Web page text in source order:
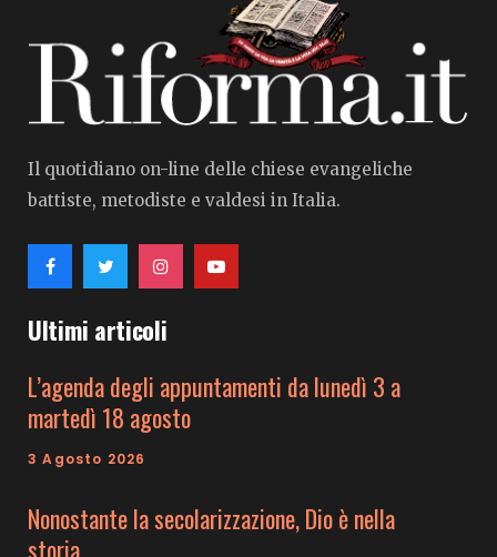
Il quotidiano on-line delle chiese evangeliche
battiste, metodiste e valdesi in Italia.
Ultimi articoli
L’agenda degli appuntamenti da lunedì 3 a
martedì 18 agosto
3 Agosto 2026
Nonostante la secolarizzazione, Dio è nella
storia